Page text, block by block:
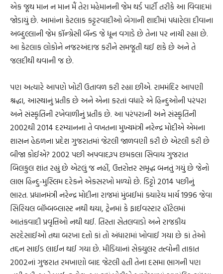
એક જૂથ માન ન માન મૈં તેરા મહેમાનની જેમ થર્ડ પાર્ટી તરીકે આ વિવાદમાં
જોડાયું છે. આમાંના કેટલાક કટ્ટરવાદીઓ બેગાની શાદીમાં પધારેલા દીવાના
અબ્દુલ્લાની જેમ કૉન્ગ્રેસી બૅન્ડ જે ધૂન વગાડે છે તેના પર નાચી રહ્યા છે.
આ કેટલાક લોકોને નજરઅંદાજ કરીને સમજૂતી થઈ શકે છે અને તે
જલદીથી થવાની જ છે.
પણ અત્યારે આપણે ખોટી ઉતાવળ કરી રહ્યા છીએ. રામમંદિર આપણી
શ્રદ્ધા, આસ્થાનું પ્રતીક છે અને એના કરતાં વધારે એ હિન્દુઓની પરંપરા
અને સંસ્કૃતિની રખેવાળીનું પ્રતીક છે. આ પરંપરાની અને સંસ્કૃતિની
2002થી 2014 દરમ્યાનના તે વખતના મુખ્યમંત્રી નરેન્દ્ર મોદીએ એમના
શાસન હેઠળના પ્રદેશ ગુજરાતમાં જેટલી જાળવણી કરી છે એટલી કરી છે
બીજા કોઈએ? 2002 પછી અપવાદરૂપ છમકલા સિવાય ગુજરાત
બિલકુલ શાંત રહ્યું છે એટલું જ નહીં, ઉત્તરોત્તર સમૃદ્ધ બનતું ગયું છે જેનો
લાભ હિન્દુ-મુસ્લિમ દરેકને એકસરખો મળ્યો છે. ડિટ્ટો 2014 પછીનું
ભારત. પ્રધાનમંત્રી નરેન્દ્ર મોદીના રાજમાં મુંબઈમાં ક્યારેય માર્ચ 1996 જેવા
સિરિયલ બૉમ્બબ્લાસ્ટ નથી થયા, ટ્રેનમાં કે ફાઈવસ્ટાર હૉટેલમાં
આતંકવાદી પ્રવૃત્તિઓ નથી થઈ. તિસ્તા સેતલવાડો અને રાજકીય
સરદેસાઈઓ તથા બરખા દત્તો કાં તો અંધારામાં ખોવાઈ ગયા છે કાં તેઓ
તદ્દન સાઈડ લાઈન થઈ ગયા છે. મીડિયાનાં સેક્યુલર તત્ત્વોની તાકાત
2002નાં ગુજરાત રમખાણો બાદ જેટલી હતી તેના દસમા ભાગની પણ